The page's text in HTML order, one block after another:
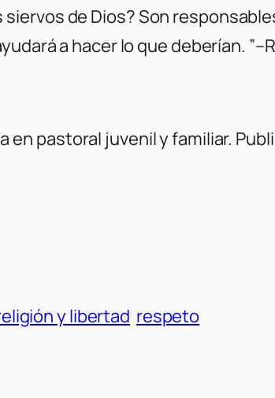
de Dios? Son
a hacer lo que deberían.
pastoral juvenil y familiar.
y libertad respeto